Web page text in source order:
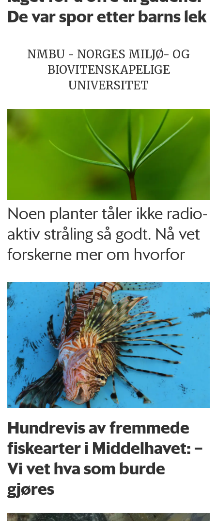
De var spor etter barns lek
NMBU - NORGES MILJØ- OG
BIOVITENSKAPELIGE
UNIVERSITET
Noen planter tåler ikke radio­
aktiv stråling så godt. Nå vet
forskerne mer om hvorfor
Hundrevis av fremmede
fiskearter i Middelhavet: –
Vi vet hva som burde
gjøres